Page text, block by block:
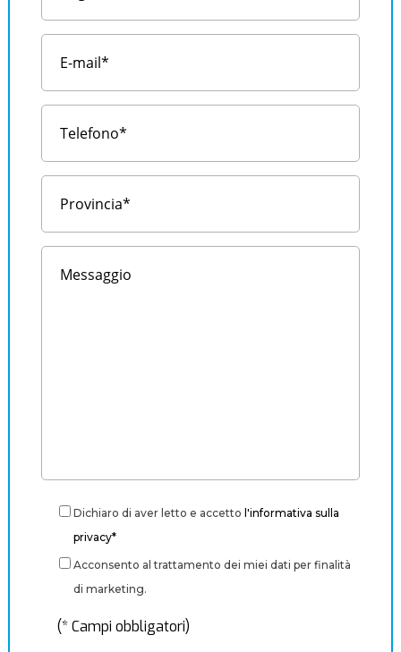
Dichiaro di aver letto e accetto l'informativa sulla
privacy*
Acconsento al trattamento dei miei dati per finalità
di marketing.
(* Campi obbligatori)